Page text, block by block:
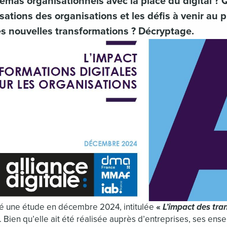
des organisations et les défis à venir au
nouvelles transformations ? Décryptage.
une étude en décembre 2024, intitulée « L’impact des
. Bien qu’elle ait été réalisée auprès d’entreprises, ses